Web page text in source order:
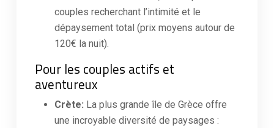
couples recherchant l’intimité et le
dépaysement total (prix moyens autour de
120€ la nuit).
Pour les couples actifs et
aventureux
Crète: La plus grande île de Grèce offre
une incroyable diversité de paysages :